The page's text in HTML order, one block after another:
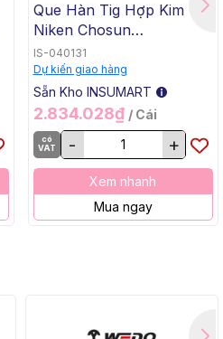
Que Hàn Tig Hợp Kim
Niken Chosun
ERNiCrMo-3 TGC-625,
2.4x1000mm, 5 Kg / Hộp,
20 Kg / Thùng
IS-040131
Dự kiến giao hàng
Sẵn Kho INSUMART
2.834.028₫ / Cái
có
VAT
- +
Xem nhanh
Mua ngay